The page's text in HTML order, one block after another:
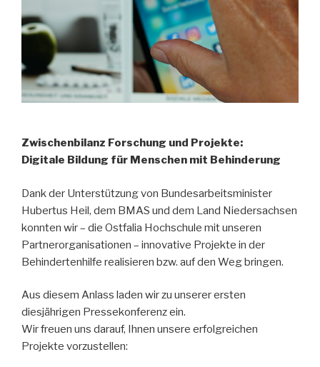
Zwischenbilanz Forschung und Projekte:
Digitale Bildung für Menschen mit Behinderung
Dank der Unterstützung von Bundesarbeitsminister
Hubertus Heil, dem BMAS und dem Land Niedersachsen
konnten wir – die Ostfalia Hochschule mit unseren
Partnerorganisationen – innovative Projekte in der
Behindertenhilfe realisieren bzw. auf den Weg bringen.
Aus diesem Anlass laden wir zu unserer ersten
diesjährigen Pressekonferenz ein.
Wir freuen uns darauf, Ihnen unsere erfolgreichen
Projekte vorzustellen: